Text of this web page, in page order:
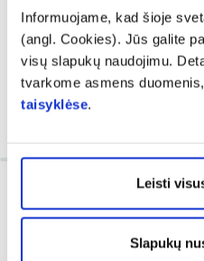
Informuojame, kad šioje
(angl. Cookies). Jūs galite
visų slapukų naudojimu.
tvarkome asmens
taisyklėse.
Leisti
Slapukų
0,94 € 1,88 €
% PAPILDOMA NUOLAIDA